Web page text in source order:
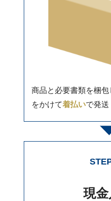
商品と必要書類を梱
をかけて着払いで発送
現